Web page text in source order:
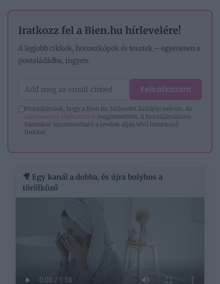
Iratkozz fel a Bien.hu hírlevelére!
A legjobb cikkek, horoszkópok és tesztek – egyenesen a
postaládádba, ingyen.
Feliratkozom
Hozzájárulok, hogy a Bien.hu hírlevelet küldjön nekem. Az
adatkezelési tájékoztatót megismertem. A hozzájárulásom
bármikor visszavonható a levelek alján lévő leiratkozó
linkkel.
🎥 Egy kanál a dobba, és újra bolyhos a
törölköző